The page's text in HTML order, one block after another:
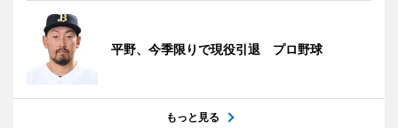
平野、今季限りで現役引退 プロ野球
もっと見る